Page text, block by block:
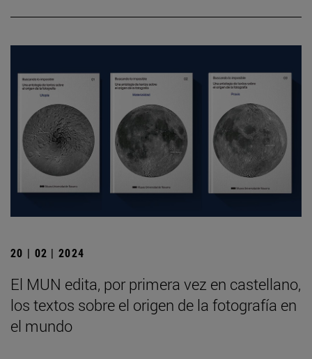
20 | 02 | 2024
El MUN edita, por primera vez en castellano,
los textos sobre el origen de la fotografía en
el mundo